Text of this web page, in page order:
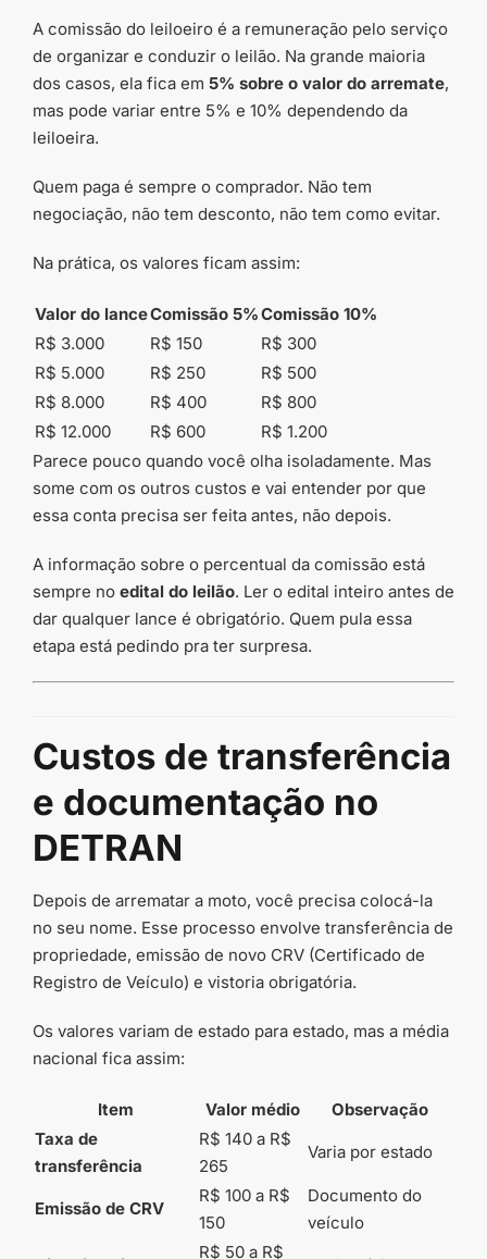
A comissão do leiloeiro é a remuneração pelo serviço
de organizar e conduzir o leilão. Na grande maioria
dos casos, ela fica em 5% sobre o valor do arremate,
mas pode variar entre 5% e 10% dependendo da
leiloeira.
Quem paga é sempre o comprador. Não tem
negociação, não tem desconto, não tem como evitar.
Na prática, os valores ficam assim:
Valor do lanceComissão 5%Comissão 10%
R$ 3.000
R$ 150
R$ 300
R$ 5.000
R$ 250
R$ 500
R$ 8.000
R$ 400
R$ 800
R$ 12.000
R$ 600
R$ 1.200
Parece pouco quando você olha isoladamente. Mas
some com os outros custos e vai entender por que
essa conta precisa ser feita antes, não depois.
A informação sobre o percentual da comissão está
sempre no edital do leilão. Ler o edital inteiro antes de
dar qualquer lance é obrigatório. Quem pula essa
etapa está pedindo pra ter surpresa.
Custos de transferência
e documentação no
DETRAN
Depois de arrematar a moto, você precisa colocá-la
no seu nome. Esse processo envolve transferência de
propriedade, emissão de novo CRV (Certificado de
Registro de Veículo) e vistoria obrigatória.
Os valores variam de estado para estado, mas a média
nacional fica assim:
Item Valor médio
Observação
Taxa de
transferência
R$ 140 a R$
265
Varia por estado
Emissão de CRV
R$ 100 a R$
150
Documento do
veículo
R$ 50 a R$